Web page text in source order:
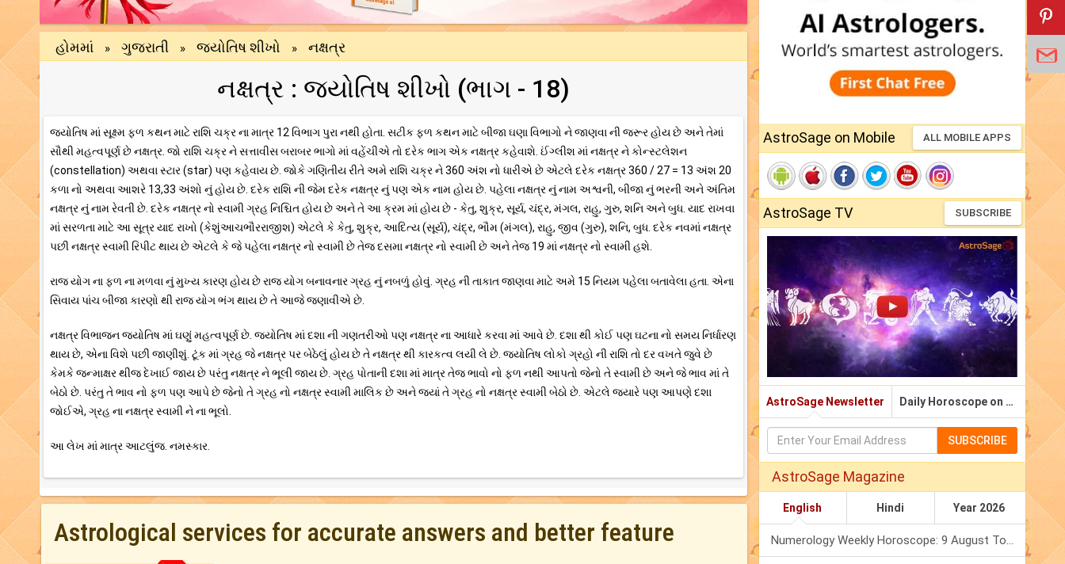
હોમમાં » ગુજરાતી » જ્યોતિષ શીખો » નક્ષત્ર
નક્ષત્ર : જ્યોતિષ શીખો (ભાગ - 18)
જ્યોતિષ માં સૂક્ષ્મ ફળ કથન માટે રાશિ ચક્ર ના માત્ર 12 વિભાગ પુરા નથી હોતા. સટીક ફળ કથન માટે બીજા ઘણા વિભાગો ને જાણવા ની જરૂર હોય છે અને તેમાં
સૌથી મહત્વપૂર્ણ છે નક્ષત્ર. જો રાશિ ચક્ર ને સત્તાવીસ બરાબર ભાગો માં વહેંચીએ તો દરેક ભાગ એક નક્ષત્ર કહેવાશે. ઈંગ્લીશ માં નક્ષત્ર ને કોન્સ્ટલેશન
(constellation) અથવા સ્ટાર (star) પણ કહેવાય છે. જોકે ગણિતીય રીતે અમે રાશિ ચક્ર ને 360 અંશ નો ધારીએ છે એટલે દરેક નક્ષત્ર 360 / 27 = 13 અંશ 20
કળા નો અથવા આશરે 13,33 અંશો નું હોય છે. દરેક રાશિ ની જેમ દરેક નક્ષત્ર નું પણ એક નામ હોય છે. પહેલા નક્ષત્ર નું નામ અશ્વની, બીજા નું ભરની અને અંતિમ
નક્ષત્ર નું નામ રેવતી છે. દરેક નક્ષત્ર નો સ્વામી ગ્રહ નિશ્ચિત હોય છે અને તે આ ક્રમ માં હોય છે - કેતુ, શુક્ર, સૂર્ય, ચંદ્ર, મંગલ, રાહુ, ગુરુ, શનિ અને બુધ. યાદ રાખવા
માં સરળતા માટે આ સૂત્ર યાદ રાખો (કેશુંઆચભૌરરાજીશ) એટલે કે કેતુ, શુક્ર, આદિત્ય (સૂર્ય), ચંદ્ર, ભૌમ (મંગલ), રાહુ, જીવ (ગુરુ), શનિ, બુધ. દરેક નવમાં નક્ષત્ર
પછી નક્ષત્ર સ્વામી રિપીટ થાય છે એટલે કે જે પહેલા નક્ષત્ર નો સ્વામી છે તેજ દસમા નક્ષત્ર નો સ્વામી છે અને તેજ 19 માં નક્ષત્ર નો સ્વામી હશે.
રાજ યોગ ના ફળ ના મળવા નું મુખ્ય કારણ હોય છે રાજ યોગ બનાવનાર ગ્રહ નું નબળું હોવું. ગ્રહ ની તાકાત જાણવા માટે અમે 15 નિયમ પહેલા બતાવેલા હતા. એના
સિવાય પાંચ બીજા કારણો થી રાજ યોગ ભંગ થાય છે તે આજે જણાવીએ છે.
નક્ષત્ર વિભાજન જ્યોતિષ માં ઘણું મહત્વપૂર્ણ છે. જ્યોતિષ માં દશા ની ગણતરીઓ પણ નક્ષત્ર ના આધારે કરવા માં આવે છે. દશા થી કોઈ પણ ઘટના નો સમય નિર્ધારણ
થાય છે, એના વિશે પછી જાણીશું. ટૂંક માં ગ્રહ જે નક્ષત્ર પર બેઠેલું હોય છે તે નક્ષત્ર થી કારકત્વ લયી લે છે. જ્યોતિષ લોકો ગ્રહો ની રાશિ તો દર વખતે જુવે છે
કેમકે જન્માક્ષર થીજ દેખાઈ જાય છે પરંતુ નક્ષત્ર ને ભૂલી જાય છે. ગ્રહ પોતાની દશા માં માત્ર તેજ ભાવો નો ફળ નથી આપતો જેનો તે સ્વામી છે અને જે ભાવ માં તે
બેઠો છે. પરંતુ તે ભાવ નો ફળ પણ આપે છે જેનો તે ગ્રહ નો નક્ષત્ર સ્વામી માલિક છે અને જ્યાં તે ગ્રહ નો નક્ષત્ર સ્વામી બેઠો છે. એટલે જયારે પણ આપણે દશા
જોઈએ, ગ્રહ ના નક્ષત્ર સ્વામી ને ના ભૂલો.
આ લેખ માં માત્ર આટલુંજ. નમસ્કાર.
Astrological services for accurate answers and better feature
AstroSage on Mobile ALL MOBILE APPS
AstroSage TV SUBSCRIBE
AstroSage Newsletter Daily Horoscope on Email
SUBSCRIBE
AstroSage Magazine
English Hindi Year 2026
Numerology Weekly Horoscope: 9 August To 15 August, 2026